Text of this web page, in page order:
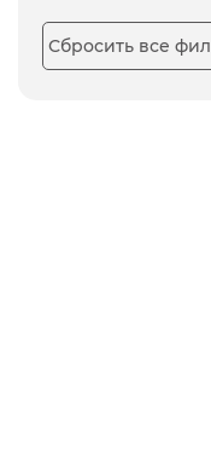
Сбросить все